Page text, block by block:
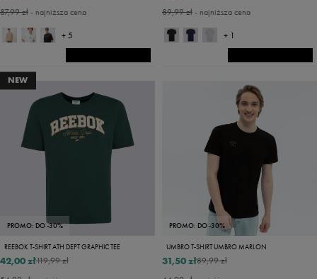
87,99 zł- najniższa cena
+ 5
89,99 zł- najniższa cena
+ 1
NEW
PROMO: DO -30%
REEBOK T-SHIRT ATH DEPT GRAPHIC TEE
119,99 zł
42,00 zł
PROMO: DO -30%
UMBRO T-SHIRT UMBRO MARLON
89,99 zł
31,50 zł